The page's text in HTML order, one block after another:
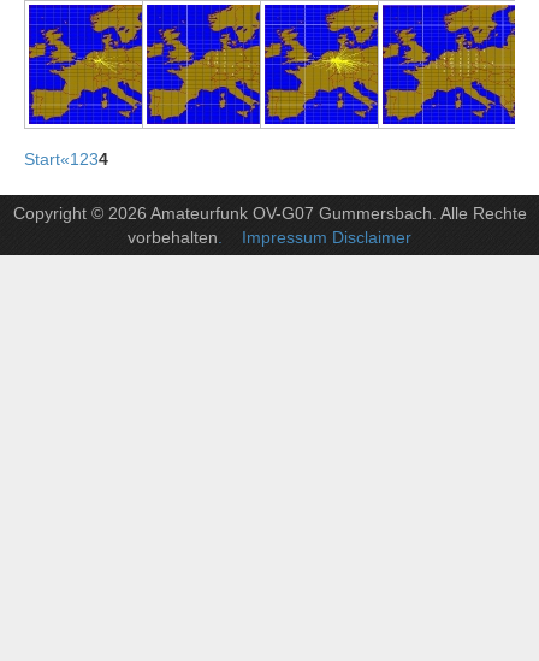
Start«1 234
Copyright © 2026 Amateurfunk OV-G07 Gummersbach. Alle Rechte
vorbehalten . Impressum Disclaimer